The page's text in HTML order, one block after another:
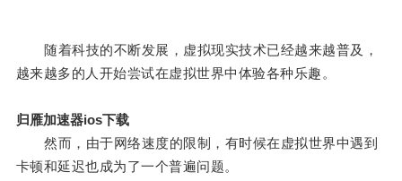
随着科技的不断发展，虚拟现实技术已经越来越普及，
越来越多的人开始尝试在虚拟世界中体验各种乐趣。
归雁加速器ios下载
然而，由于网络速度的限制，有时候在虚拟世界中遇到
卡顿和延迟也成为了一个普遍问题。